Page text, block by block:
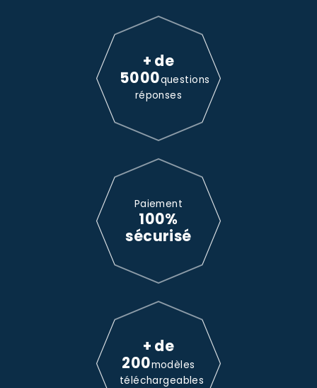
+ de
5000questions
réponses
Paiement
100%
sécurisé
+ de
200modèles
téléchargeables